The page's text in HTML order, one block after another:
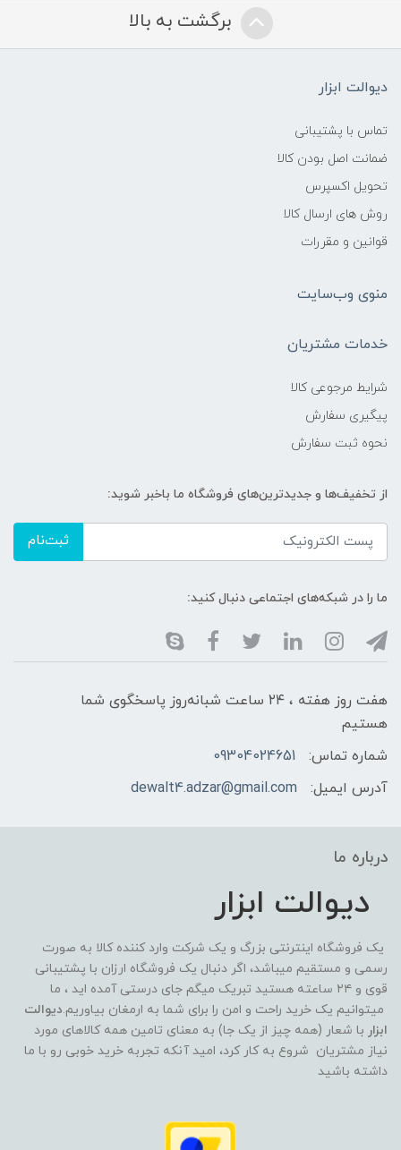
برگشت به بالا
دیوالت ابزار
تماس با پشتیبانی
ضمانت اصل بودن کالا
تحویل اکسپرس
روش های ارسال کالا
قوانین و مقررات
منوی وب‌سایت
خدمات مشتریان
شرایط مرجوعی کالا
پیگیری سفارش
نحوه ثبت سفارش
از تخفیف‌ها و جدیدترین‌های فروشگاه ما باخبر شوید:
ثبت‌نام
ما را در شبکه‌های اجتماعی دنبال کنید:
هفت روز هفته ، ۲۴ ساعت شبانه‌روز پاسخگوی شما
هستیم
شماره تماس:
09304024651
آدرس ایمیل:
dewalt4.adzar@gmail.com
درباره ما
دیوالت ابزار
یک فروشگاه اینترنتی بزرگ و یک شرکت وارد کننده کالا به صورت
رسمی و مستقیم میباشد، اگر دنبال یک فروشگاه ارزان با پشتیبانی
قوی و ۲۴ ساعته هستید تبریک میگم جای درستی آمده اید ، ما
میتوانیم یک خرید راحت و امن را برای شما به ارمغان بیاوریم.دیوالت
ابزار با شعار (همه چیز از یک جا) به معنای تامین همه کالاهای مورد
نیاز مشتریان شروع به کار کرد، امید آنکه تجربه خرید خوبی رو با ما
داشته باشید